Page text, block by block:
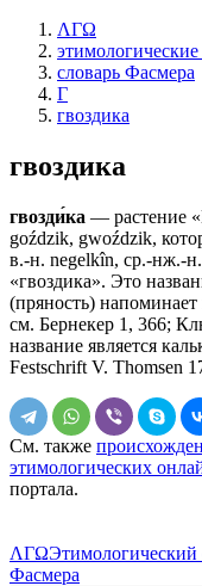
ΛΓΩ
этимологические
словарь Фасмера
Г
гвоздика
гвоздика
гвозди́ка — растение
goździk, gwoździk,
в.-н. negelkîn, ср.-нж.-
«гвоздика». Это
(пряность)
см. Бернекер 1, 366;
название является
Festschrift V. Thomsen
См. также
этимологических
портала.
ΛΓΩЭтимологический
Фасмера